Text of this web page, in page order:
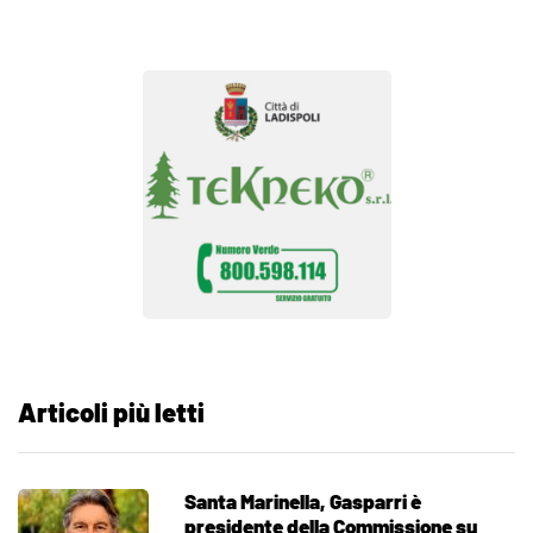
Articoli più letti
Santa Marinella, Gasparri è
presidente della Commissione su